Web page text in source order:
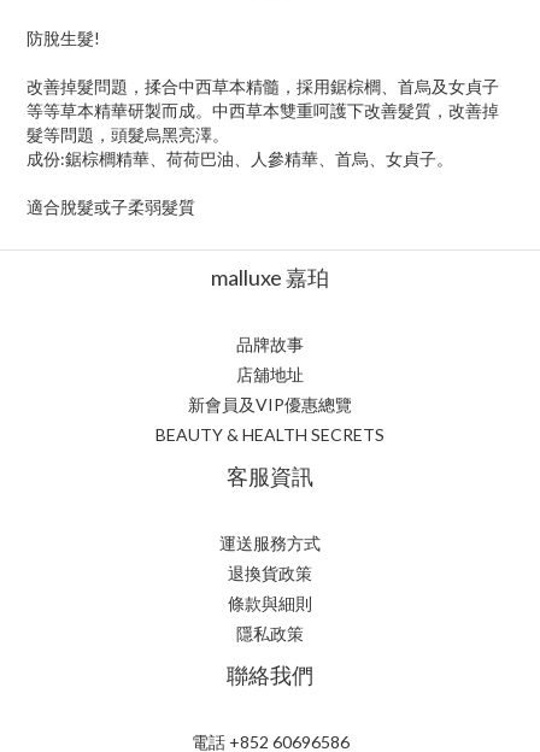
防脫生髮!
改善掉髮問題，揉合中西草本精髓，採用鋸棕櫚、首烏及女貞子
等等草本精華研製而成。中西草本雙重呵護下改善髮質，改善掉
髮等問題，頭髮烏黑亮澤。
成份:鋸棕櫚精華、荷荷巴油、人參精華、首烏、女貞子。
適合脫髮或子柔弱髮質
malluxe 嘉珀
品牌故事
店舖地址
新會員及VIP優惠總覽
BEAUTY & HEALTH SECRETS
客服資訊
運送服務方式
退換貨政策
條款與細則
隱私政策
聯絡我們
電話 +852 60696586